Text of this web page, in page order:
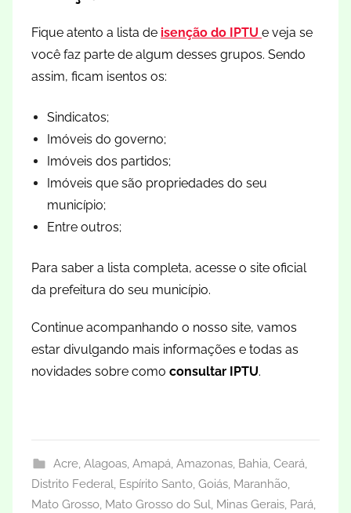
Fique atento a lista de isenção do IPTU e veja se
você faz parte de algum desses grupos. Sendo
assim, ficam isentos os:
Sindicatos;
Imóveis do governo;
Imóveis dos partidos;
Imóveis que são propriedades do seu
município;
Entre outros;
Para saber a lista completa, acesse o site oficial
da prefeitura do seu município.
Continue acompanhando o nosso site, vamos
estar divulgando mais informações e todas as
novidades sobre como consultar IPTU.
Acre, Alagoas, Amapá, Amazonas, Bahia, Ceará,
Distrito Federal, Espírito Santo, Goiás, Maranhão,
Mato Grosso, Mato Grosso do Sul, Minas Gerais, Pará,